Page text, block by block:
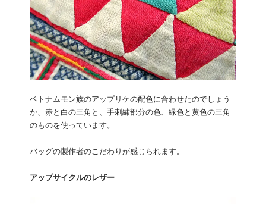
ベトナムモン族のアップリケの配色に合わせたのでしょう
か、赤と白の三角と、手刺繍部分の色、緑色と黄色の三角
のものを使っています。
バッグの製作者のこだわりが感じられます。
アップサイクルのレザー